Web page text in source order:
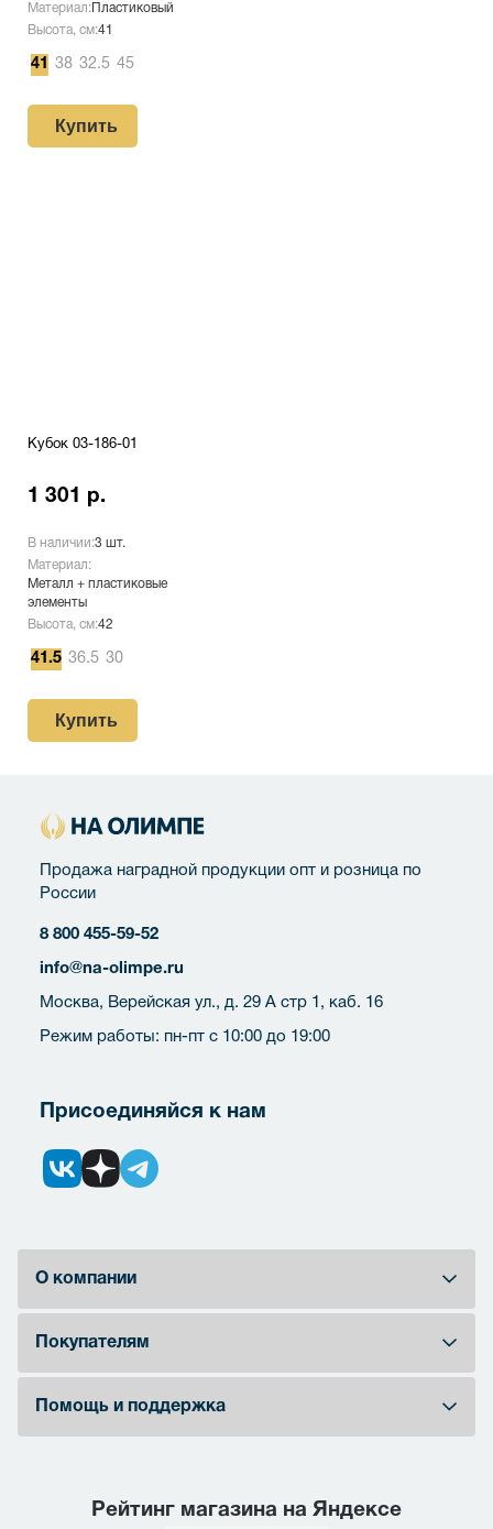
Материал: Пластиковый
Высота, см:41
41 38 32.5 45
Купить
Кубок 03-186-01
1 301 р.
В наличии:3 шт.
Материал:
Металл + пластиковые
элементы
Высота, см:42
41.5 36.5 30
Купить
Продажа наградной продукции опт и розница по
России
8 800 455-59-52
info@na-olimpe.ru
Москва, Верейская ул., д. 29 А стр 1, каб. 16
Режим работы: пн-пт с 10:00 до 19:00
Присоединяйся к нам
О компании
Покупателям
Помощь и поддержка
Рейтинг магазина на Яндексе